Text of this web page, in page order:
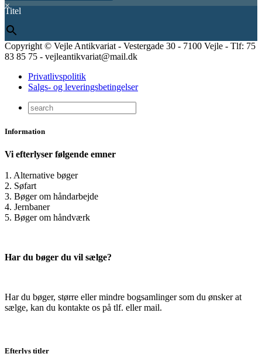
×
Titel
Copyright © Vejle Antikvariat - Vestergade 30 - 7100 Vejle - Tlf: 75
83 85 75 - vejleantikvariat@mail.dk
Privatlivspolitik
Salgs- og leveringsbetingelser
Information
Vi efterlyser følgende emner
1. Alternative bøger
2. Søfart
3. Bøger om håndarbejde
4. Jernbaner
5. Bøger om håndværk
Har du bøger du vil sælge?
Har du bøger, større eller mindre bogsamlinger som du ønsker at
sælge, kan du kontakte os på tlf. eller mail.
Efterlys titler